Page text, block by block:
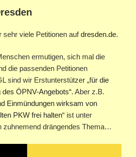
sehr viele Petitionen aufdresden.de.
ermutigen, sich mal die
die passenden Petitionen
sind wir Erstunterstützer „für die
ÖPNV-Angebots“. Aber z.B.
Einmündungen wirksam von
PKW frei halten“ ist unter
zuhnemend drängendes Thema…